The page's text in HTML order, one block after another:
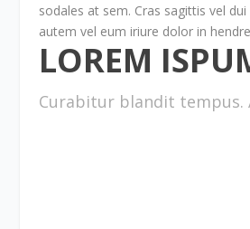
sodales at sem. Cras sagittis vel
autem vel eum iriure dolor in
LOREM
Curabitur blandit tempus.